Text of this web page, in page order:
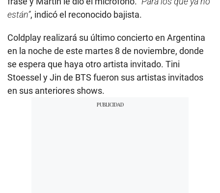
están”, indicó el reconocido bajista.
Coldplay realizará su último concierto en Argentina
en la noche de este martes 8 de noviembre, donde
se espera que haya otro artista invitado. Tini
Stoessel y Jin de BTS fueron sus artistas invitados
en sus anteriores shows.